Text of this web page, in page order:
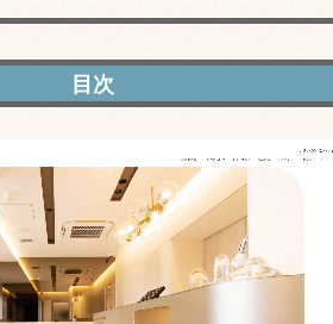
ク東大島の特徴
ック東大島の医師
ック東大島の特徴まとめ